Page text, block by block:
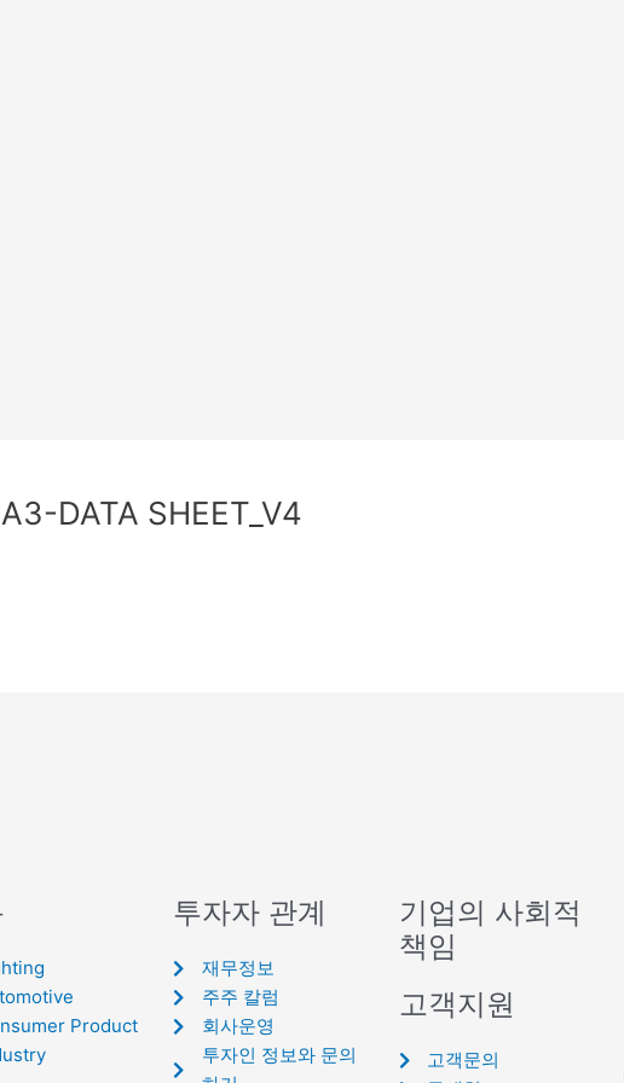
DATA SHEET_V4
Product
투자자 관계
재무정보
주주 칼럼
회사운영
투자인 정보와 문의
기업의 사회적
책임
고객지원
고객문의